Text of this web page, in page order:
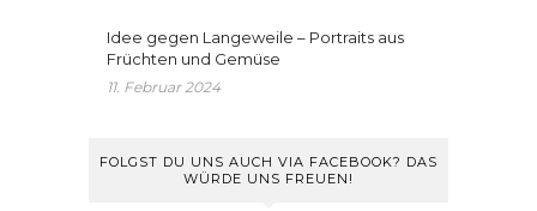
Idee gegen Langeweile – Portraits aus
Früchten und Gemüse
11. Februar 2024
FOLGST DU UNS AUCH VIA FACEBOOK? DAS
WÜRDE UNS FREUEN!